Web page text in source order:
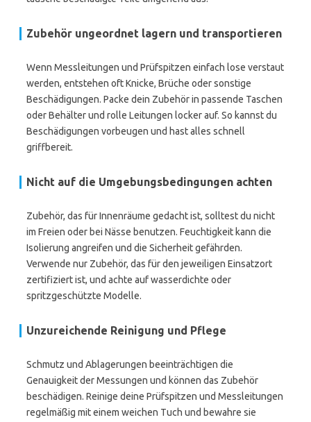
Zubehör ungeordnet lagern und transportieren
Wenn Messleitungen und Prüfspitzen einfach lose verstaut
werden, entstehen oft Knicke, Brüche oder sonstige
Beschädigungen. Packe dein Zubehör in passende Taschen
oder Behälter und rolle Leitungen locker auf. So kannst du
Beschädigungen vorbeugen und hast alles schnell
griffbereit.
Nicht auf die Umgebungsbedingungen achten
Zubehör, das für Innenräume gedacht ist, solltest du nicht
im Freien oder bei Nässe benutzen. Feuchtigkeit kann die
Isolierung angreifen und die Sicherheit gefährden.
Verwende nur Zubehör, das für den jeweiligen Einsatzort
zertifiziert ist, und achte auf wasserdichte oder
spritzgeschützte Modelle.
Unzureichende Reinigung und Pflege
Schmutz und Ablagerungen beeinträchtigen die
Genauigkeit der Messungen und können das Zubehör
beschädigen. Reinige deine Prüfspitzen und Messleitungen
regelmäßig mit einem weichen Tuch und bewahre sie